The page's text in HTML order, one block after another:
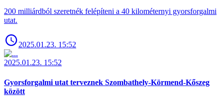
200 milliárdból szeretnék felépíteni a 40 kilométernyi gyorsforgalmi
utat.
2025.01.23. 15:52
2025.01.23. 15:52
Gyorsforgalmi utat terveznek Szombathely-Körmend-Kőszeg
között